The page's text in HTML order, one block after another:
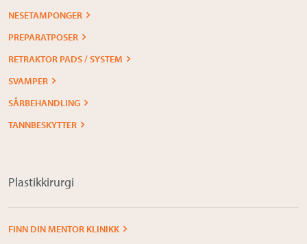
NESETAMPONGER
PREPARATPOSER
RETRAKTOR PADS / SYSTEM
SVAMPER
SÅRBEHANDLING
TANNBESKYTTER
Plastikkirurgi
FINN DIN MENTOR KLINIKK